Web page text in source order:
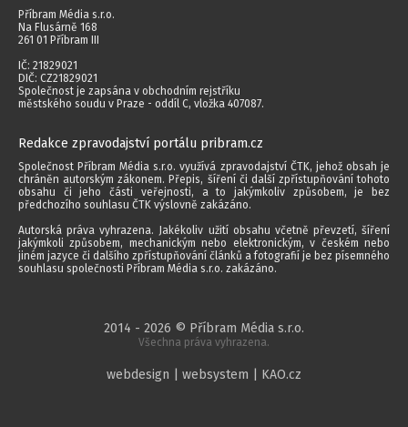
Příbram Média s.r.o.
Na Flusárně 168
261 01 Příbram III
IČ: 21829021
DIČ: CZ21829021
Společnost je zapsána v obchodním rejstříku
městského soudu v Praze - oddíl C, vložka 407087.
Redakce zpravodajství portálu pribram.cz
Společnost Příbram Média s.r.o. využívá zpravodajství ČTK, jehož obsah je
chráněn autorským zákonem. Přepis, šíření či další zpřístupňování tohoto
obsahu či jeho části veřejnosti, a to jakýmkoliv způsobem, je bez
předchozího souhlasu ČTK výslovně zakázáno.
Autorská práva vyhrazena. Jakékoliv užití obsahu včetně převzetí, šíření
jakýmkoli způsobem, mechanickým nebo elektronickým, v českém nebo
jiném jazyce či dalšího zpřístupňování článků a fotografií je bez písemného
souhlasu společnosti Příbram Média s.r.o. zakázáno.
2014 - 2026 © Příbram Média s.r.o.
Všechna práva vyhrazena.
webdesign | websystem | KAO.cz